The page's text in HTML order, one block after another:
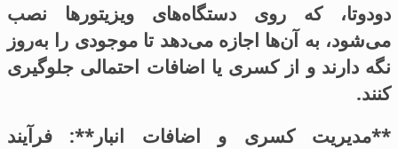
دودوتا، که روی دستگاه‌های ویزیتورها نصب
می‌شود، به آن‌ها اجازه می‌دهد تا موجودی را به‌روز
نگه دارند و از کسری یا اضافات احتمالی جلوگیری
کنند.
**مدیریت کسری و اضافات انبار**: فرآیند